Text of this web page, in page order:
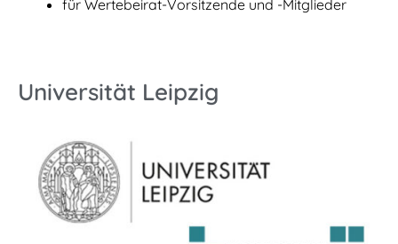
für Wertebeirat-Vorsitzende und -Mitglieder
Universität Leipzig